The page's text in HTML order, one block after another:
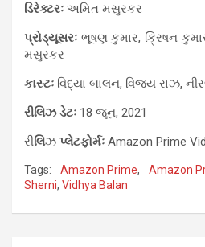
ડિરેક્ટરઃ અમિત મસુરકર
પ્રોડ્યૂસરઃ ભૂષણ કુમાર, ક્રિષન
મસુરકર
કાસ્ટઃ વિદ્યા બાલન, વિજય રાઝ,
રીલિઝ ડેટઃ 18 જૂન, 2021
રીલિઝ પ્લેટફોર્મઃ Amazon Prime
Tags: Amazon Prime, Amazon
Sherni, Vidhya Balan